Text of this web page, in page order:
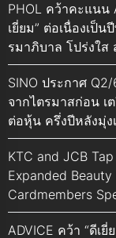
PHOL คว้าคะแนน
เยี่ยม” ต่อเนื่องเป็
รมาภิบาล โปร่งใส
SINO ประกาศ
จากไตรมาสก่อน เ
ต่อหุ้น ครึ่งปีหลังมุ่ง
KTC and JCB
Expanded
Cardmembers
ADVICE คว้า “ดีเ